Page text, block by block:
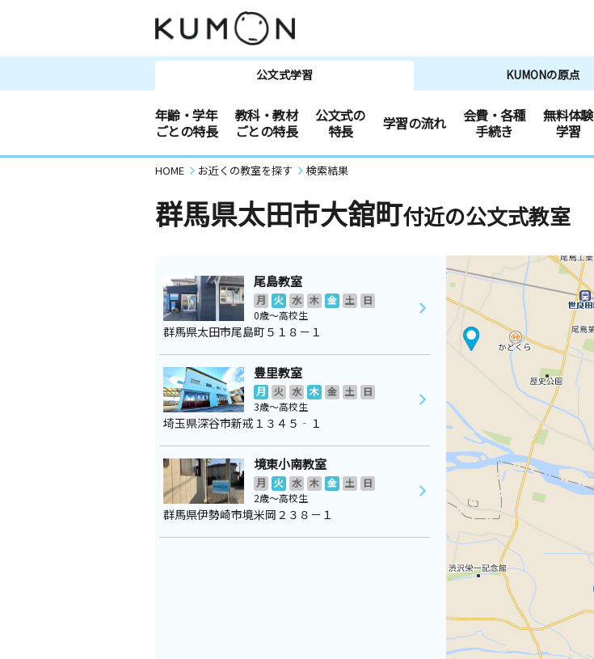
公文式学習 KUMONの原点
年齢・学年
ごとの特長
教科・教材
ごとの特長
公文式の
特長
学習の流れ
会費・各種
手続き
無料体験
学習
HOME お近くの教室を探す 検索結果
群馬県太田市大舘町付近の公文式教室
尾島教室
月 火 水 木 金 土
日
0歳～高校生
群馬県太田市尾島町５１８－１
豊里教室
月 火 水 木 金 土
日
3歳～高校生
埼玉県深谷市新戒１３４５‐１
境東小南教室
月 火 水 木 金 土
日
2歳～高校生
群馬県伊勢崎市境米岡２３８－１